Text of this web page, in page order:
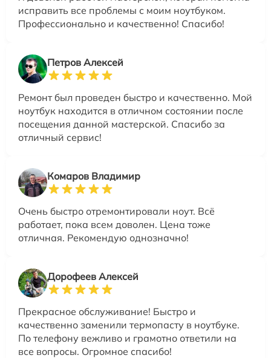
исправить все проблемы с моим ноутбуком.
Профессионально и качественно! Спасибо!
Петров Алексей
Ремонт был проведен быстро и качественно. Мой
ноутбук находится в отличном состоянии после
посещения данной мастерской. Спасибо за
отличный сервис!
Комаров Владимир
Очень быстро отремонтировали ноут. Всё
работает, пока всем доволен. Цена тоже
отличная. Рекомендую однозначно!
Дорофеев Алексей
Прекрасное обслуживание! Быстро и
качественно заменили термопасту в ноутбуке.
По телефону вежливо и грамотно ответили на
все вопросы. Огромное спасибо!